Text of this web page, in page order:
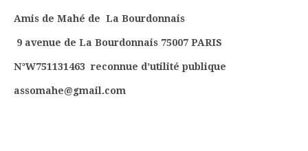
Amis de Mahé de La Bourdonnais
9 avenue de La Bourdonnais 75007 PARIS
N°W751131463 reconnue d’utilité publique
assomahe@gmail.com